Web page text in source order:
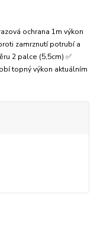
ochrana 1m výkon
zamrznutí potrubí a
2 palce (5,5cm) ✅
topný výkon aktuálním